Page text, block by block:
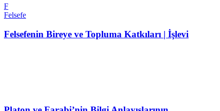
F
Felsefe
Felsefenin Bireye ve Topluma Katkıları | İşlevi